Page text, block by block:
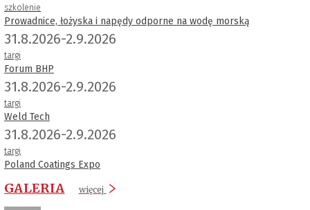
szkolenie
Prowadnice, łożyska i napędy odporne na wodę morską
31.8.2026-2.9.2026
targi
Forum BHP
31.8.2026-2.9.2026
targi
Weld Tech
31.8.2026-2.9.2026
targi
Poland Coatings Expo
GALERIA więcej